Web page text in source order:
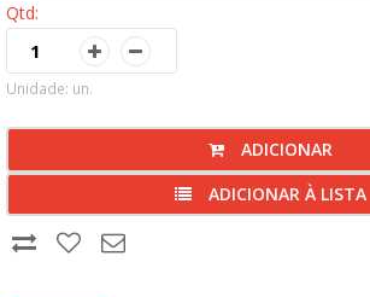
Qtd:
Unidade: un.
ADICIONAR
ADICIONAR À LISTA